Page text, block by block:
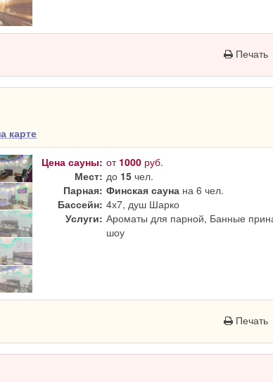
Печать
карте
Цена сауны: от 1000 руб.
Мест: до 15 чел.
Парная: Финская сауна на 6 чел.
Бассейн: 4х7, душ Шарко
Услуги: Ароматы для парной, Банные
шоу
Печать